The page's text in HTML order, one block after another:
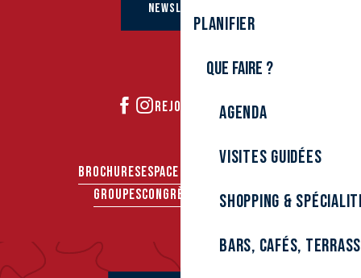
Planifier
Que faire ?
Agenda
Visites guidées
Shopping &
Bars, cafés,
NEWSLETTER
REJOIGNEZ-NOUS
BROCHURESESPACE PRO
GROUPESCONGRÈS & SÉMINAIRES